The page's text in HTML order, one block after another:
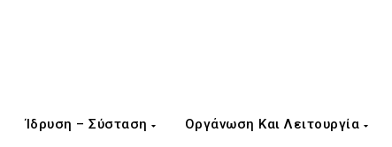
Ίδρυση – Σύσταση Οργάνωση Και Λειτουργία